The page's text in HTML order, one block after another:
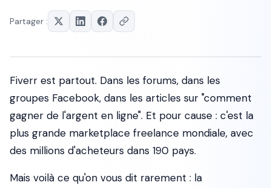
Partager :
Fiverr est partout. Dans les forums, dans les
groupes Facebook, dans les articles sur "comment
gagner de l'argent en ligne". Et pour cause : c'est la
plus grande marketplace freelance mondiale, avec
des millions d'acheteurs dans 190 pays.
Mais voilà ce qu'on vous dit rarement : la